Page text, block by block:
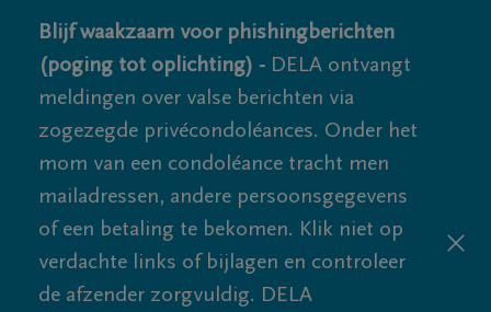
Blijf waakzaam voor phishingberichten
(poging tot oplichting) - DELA ontvangt
meldingen over valse berichten via
zogezegde privécondoléances. Onder het
mom van een condoléance tracht men
mailadressen, andere persoonsgegevens
of een betaling te bekomen. Klik niet op
verdachte links of bijlagen en controleer
de afzender zorgvuldig. DELA